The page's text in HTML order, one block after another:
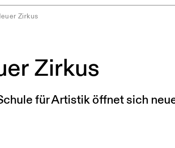
Zirkus
Zirkus
für Artistik öffnet sich